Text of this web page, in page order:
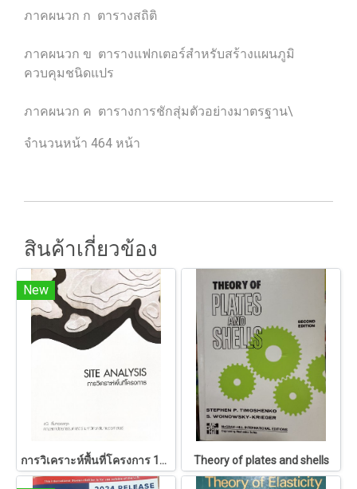
ภาคผนวก ก ตารางสถิติ
ภาคผนวก ข ตารางแฟกเตอร์สำหรับสร้างแผนภูมิ
ควบคุมชนิดแปร
ภาคผนวก ค ตารางการชักสุ่มตัวอย่างมาตรฐาน\
จำนวนหน้า 464 หน้า
สินค้าเกี่ยวข้อง
New
การวิเคราะห์พื้นที่โครงการ 146 Theory of plates and shells